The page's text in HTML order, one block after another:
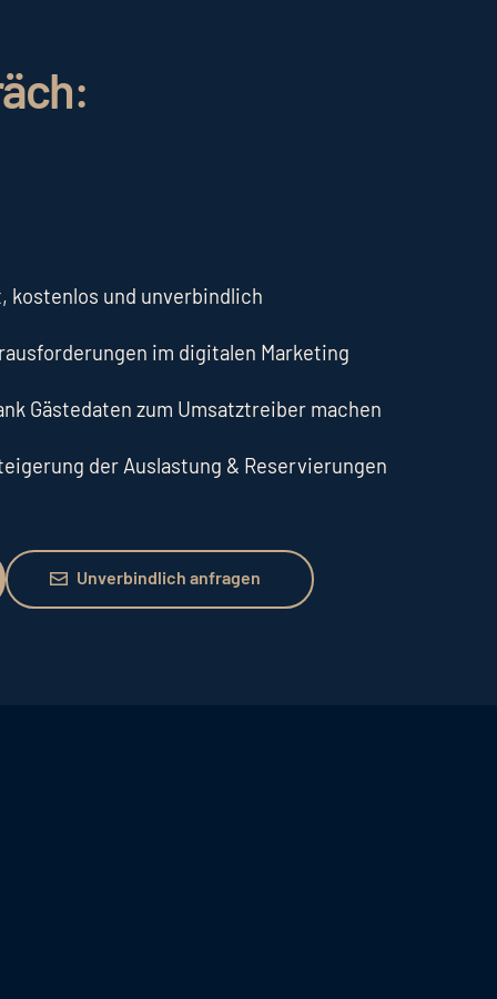
kostenlos und unverbindlich
im digitalen Marketing
Gästedaten zum Umsatztreiber machen
der Auslastung & Reservierungen
Unverbindlich anfragen
Unverbindlich anfragen